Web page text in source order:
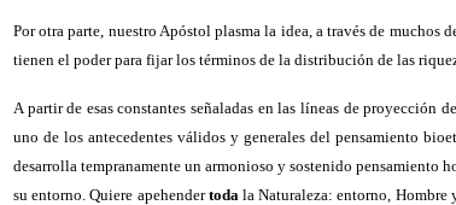
Por otra parte, nuestro Apóstol plasma la idea, a través de
tienen el poder para fijar los términos de la distribución de las
A partir de esas constantes señaladas en las líneas de
uno de los antecedentes válidos y generales del pensamiento
desarrolla tempranamente un armonioso y sostenido pensamiento
su entorno. Quiere apehendertodala Naturaleza: entorno,